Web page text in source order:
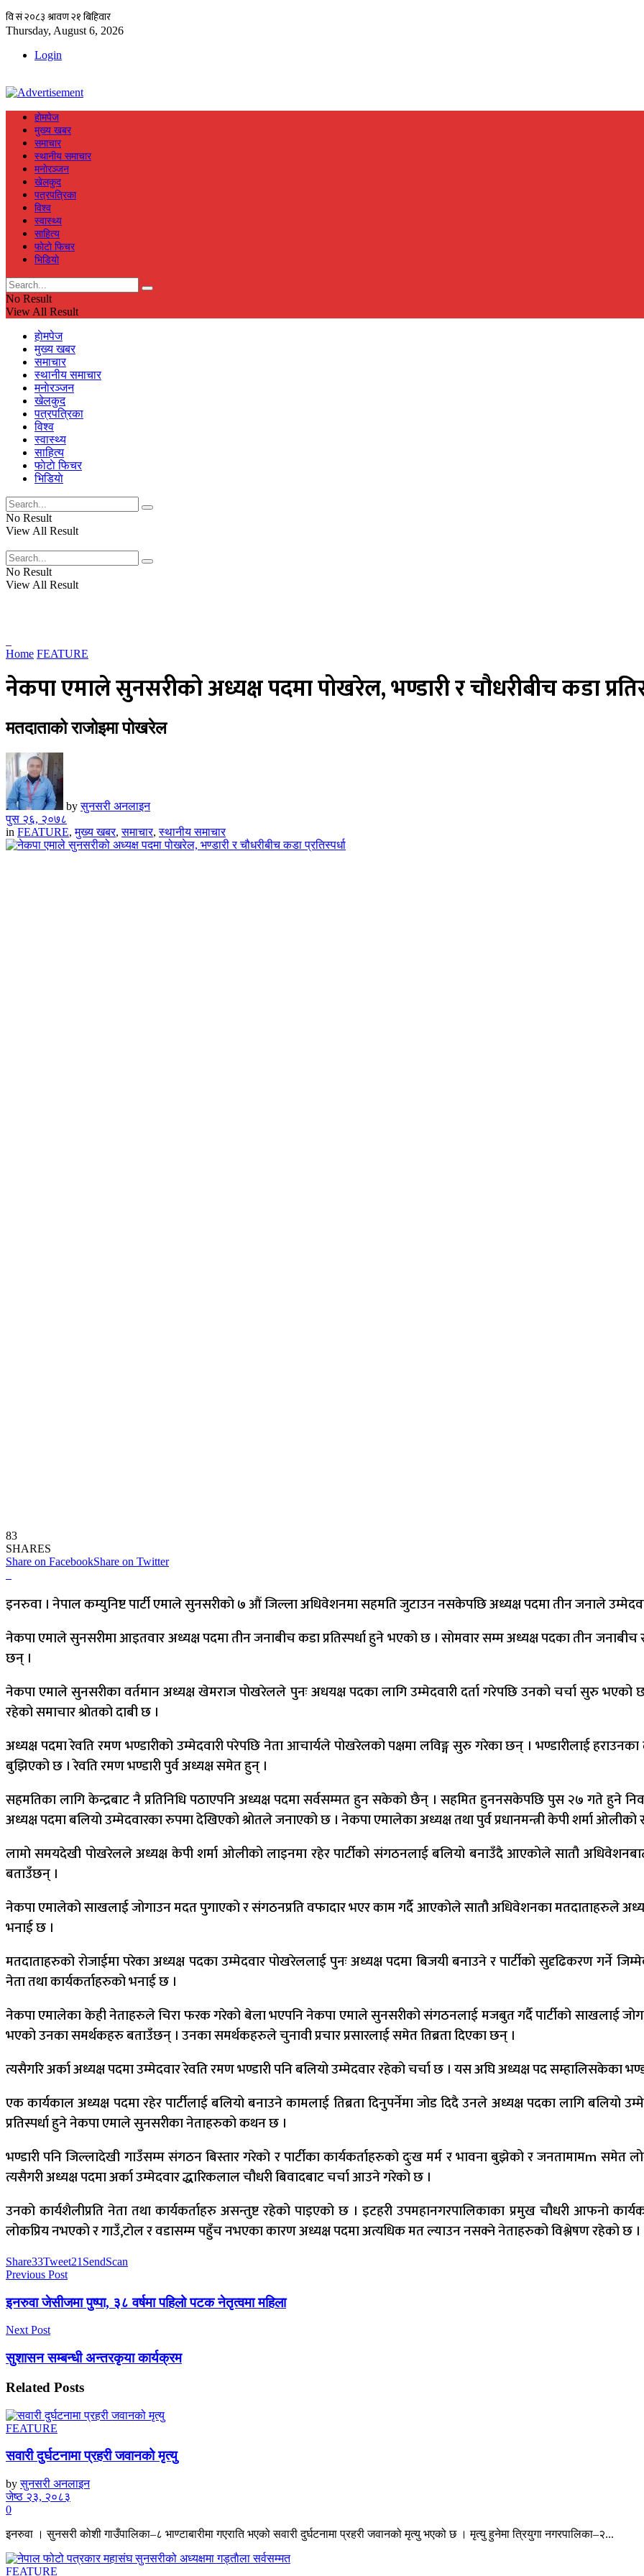
Thursday, August 6, 2026
Login
हाेमपेज
मुख्य खबर
समाचार
स्थानीय समाचार
मनाेरञ्जन
खेलकुद
पत्रपत्रिका
विश्व
स्वास्थ्य
साहित्य
फाेटाे फिचर
भिडियाे
No Result
View All Result
हाेमपेज
मुख्य खबर
समाचार
स्थानीय समाचार
मनाेरञ्जन
खेलकुद
पत्रपत्रिका
विश्व
स्वास्थ्य
साहित्य
फाेटाे फिचर
भिडियाे
No Result
View All Result
No Result
View All Result
Home FEATURE
नेकपा एमाले सुनसरीको अध्यक्ष पदमा पोखरेल, भण्डारी र चौधरीबीच कडा
मतदाताको राजोइमा पोखरेल
by सुनसरी अनलाइन
पुस २६, २०७८
in FEATURE,मुख्य खबर,समाचार,स्थानीय समाचार
83
SHARES
Share on FacebookShare on Twitter
इनरुवा । नेपाल कम्युनिष्ट पार्टी एमाले सुनसरीको ७ औं जिल्ला अधिवेशनमा सहमति जुटाउन नसकेपछि अध्यक्ष पदमा तीन जनाले
नेकपा एमाले सुनसरीमा आइतवार अध्यक्ष पदमा तीन जनाबीच कडा प्रतिस्पर्धा हुने भएको छ । सोमवार सम्म अध्यक्ष पदका तीन
छन् ।
नेकपा एमाले सुनसरीका वर्तमान अध्यक्ष खेमराज पोखरेलले पुनः अधयक्ष पदका लागि उम्मेदवारी दर्ता गरेपछि उनको चर्चा सुरु
रहेको समाचार श्रोतको दाबी छ ।
अध्यक्ष पदमा रेवति रमण भण्डारीको उम्मेदवारी परेपछि नेता आचार्यले पोखरेलको पक्षमा लविङ्ग सुरु गरेका छन् । भण्डारीलाई
बुझिएको छ । रेवति रमण भण्डारी पुर्व अध्यक्ष समेत हुन् ।
सहमतिका लागि केन्द्रबाट नै प्रतिनिधि पठाएपनि अध्यक्ष पदमा सर्वसम्मत हुन सकेको छैन् । सहमित हुननसकेपछि पुस २७ गते हुने
अध्यक्ष पदमा बलियो उम्मेदवारका रुपमा देखिएको श्रोतले जनाएको छ । नेकपा एमालेका अध्यक्ष तथा पुर्व प्रधानमन्त्री केपी शर्मा
लामो समयदेखी पोखरेलले अध्यक्ष केपी शर्मा ओलीको लाइनमा रहेर पार्टीको संगठनलाई बलियो बनाउँदै आएकोले सातौ
बताउँछन् ।
नेकपा एमालेको साखलाई जोगाउन मदत पुगाएको र संगठनप्रति वफादार भएर काम गर्दै आएकोले सातौ अधिवेशनका मतदाताहरुले
भनाई छ ।
मतदाताहरुको रोजाईमा परेका अध्यक्ष पदका उम्मेदवार पोखरेललाई पुनः अध्यक्ष पदमा बिजयी बनाउने र पार्टीको सुदृढिकरण गर्ने
नेता तथा कार्यकर्ताहरुको भनाई छ ।
नेकपा एमालेका केही नेताहरुले चिरा फरक गरेको बेला भएपनि नेकपा एमाले सुनसरीको संगठनलाई मजबुत गर्दै पार्टीको साखलाई
भएको उनका समर्थकहरु बताउँछन् । उनका समर्थकहरुले चुनावी प्रचार प्रसारलाई समेत तिब्रता दिएका छन् ।
त्यसैगरि अर्का अध्यक्ष पदमा उम्मेदवार रेवति रमण भण्डारी पनि बलियो उम्मेदवार रहेको चर्चा छ । यस अघि अध्यक्ष पद सम्हालिसकेका
एक कार्यकाल अध्यक्ष पदमा रहेर पार्टीलाई बलियो बनाउने कामलाई तिब्रता दिनुपर्नेमा जोड दिदै उनले अध्यक्ष पदका लागि बलियो
प्रतिस्पर्धा हुने नेकपा एमाले सुनसरीका नेताहरुको कथन छ ।
भण्डारी पनि जिल्लादेखी गाउँसम्म संगठन बिस्तार गरेको र पार्टीका कार्यकर्ताहरुको दुःख मर्म र भावना बुझेको र जनतामामm समेत
त्यसैगरी अध्यक्ष पदमा अर्का उम्मेदवार द्धारिकलाल चौधरी बिवादबाट चर्चा आउने गरेको छ ।
उनको कार्यशैलीप्रति नेता तथा कार्यकर्ताहरु असन्तुष्ट रहेको पाइएको छ । इटहरी उपमहानगरपालिकाका प्रमुख चौधरी आफनो
लोकप्रिय नभएको र गाउँ,टोल र वडासम्म पहुँच नभएका कारण अध्यक्ष पदमा अत्यधिक मत ल्याउन नसक्ने नेताहरुको विश्लेषण रहेको छ ।
Share33Tweet21 SendScan
Previous Post
इनरुवा जेसीजमा पुष्पा, ३८ वर्षमा पहिलो पटक नेतृत्वमा महिला
Next Post
सुशासन सम्बन्धी अन्तरकृया कार्यक्रम
Related Posts
FEATURE
सवारी दुर्घटनामा प्रहरी जवानको मृत्यु
by सुनसरी अनलाइन
जेष्ठ २३, २०८३
0
इनरुवा । सुनसरी कोशी गाउँपालिका–८ भाण्टाबारीमा गएराति भएको सवारी दुर्घटनामा प्रहरी जवानको मृत्यु भएको छ । मृत्यु हुनेमा त्रियुगा नगरपालिका–२...
FEATURE